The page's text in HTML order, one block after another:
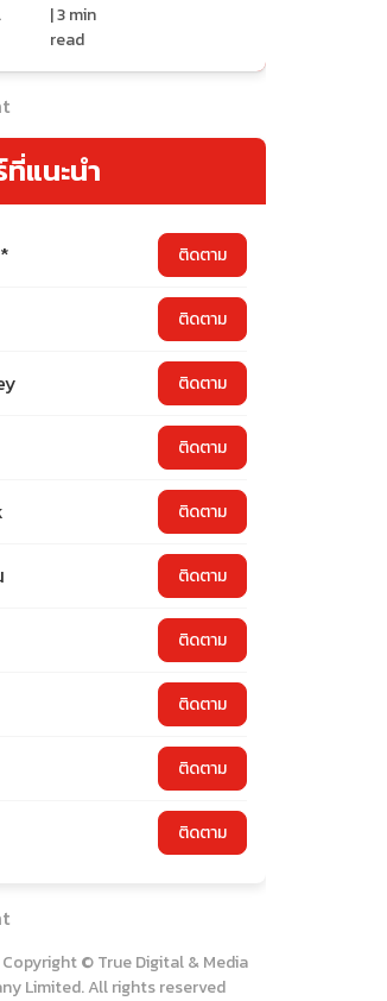
|3min
read
ที่แนะนำ
ติดตาม
ติดตาม
ติดตาม
ติดตาม
ติดตาม
ติดตาม
ติดตาม
ติดตาม
ติดตาม
ติดตาม
Copyright © True Digital & Media
Limited. All rights reserved